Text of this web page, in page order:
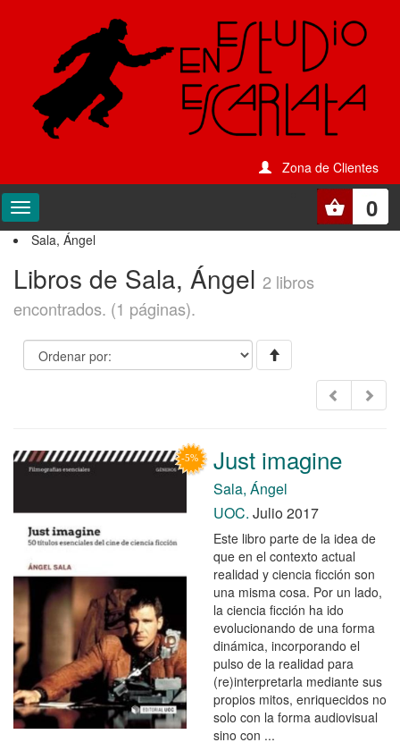
Zona de Clientes
0
Sala, Ángel
Libros de Sala, Ángel 2 libros
encontrados. (1 páginas).
Just imagine
Sala, Ángel
UOC. Julio 2017
Este libro parte de la idea de
que en el contexto actual
realidad y ciencia ficción son
una misma cosa. Por un lado,
la ciencia ficción ha ido
evolucionando de una forma
dinámica, incorporando el
pulso de la realidad para
(re)interpretarla mediante sus
propios mitos, enriquecidos no
solo con la forma audiovisual
sino con ...